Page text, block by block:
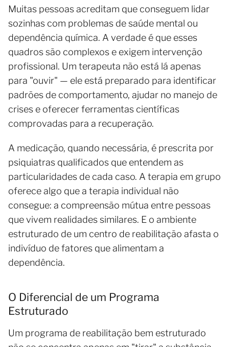
Muitas pessoas acreditam que conseguem lidar
sozinhas com problemas de saúde mental ou
dependência química. A verdade é que esses
quadros são complexos e exigem intervenção
profissional. Um terapeuta não está lá apenas
para "ouvir" — ele está preparado para identificar
padrões de comportamento, ajudar no manejo de
crises e oferecer ferramentas científicas
comprovadas para a recuperação.
A medicação, quando necessária, é prescrita por
psiquiatras qualificados que entendem as
particularidades de cada caso. A terapia em grupo
oferece algo que a terapia individual não
consegue: a compreensão mútua entre pessoas
que vivem realidades similares. E o ambiente
estruturado de um centro de reabilitação afasta o
indivíduo de fatores que alimentam a
dependência.
O Diferencial de um Programa
Estruturado
Um programa de reabilitação bem estruturado